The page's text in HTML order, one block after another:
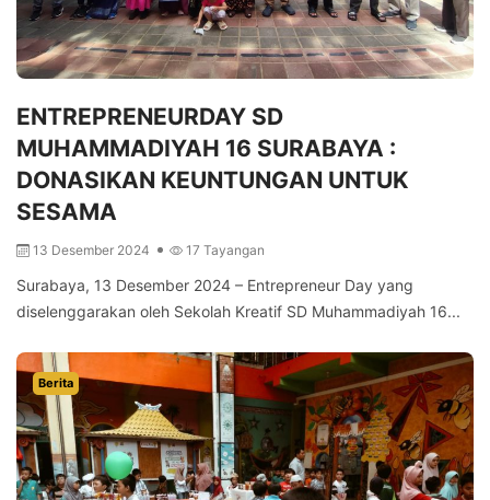
ENTREPRENEURDAY SD
MUHAMMADIYAH 16 SURABAYA :
DONASIKAN KEUNTUNGAN UNTUK
SESAMA
13 Desember 2024 17 Tayangan
Surabaya, 13 Desember 2024 – Entrepreneur Day yang
diselenggarakan oleh Sekolah Kreatif SD Muhammadiyah 16...
Berita